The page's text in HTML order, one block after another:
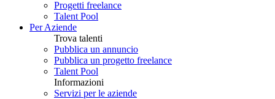
Progetti freelance
Talent Pool
Per Aziende
Trova talenti
Pubblica un annuncio
Pubblica un progetto freelance
Talent Pool
Informazioni
Servizi per le aziende